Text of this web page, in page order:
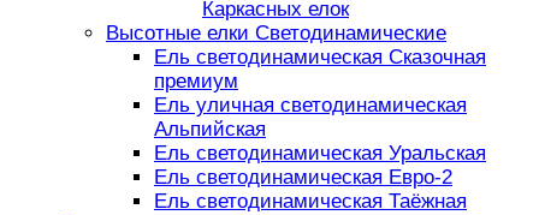
Каркасных елок
Высотные елки Светодинамические
Ель светодинамическая Сказочная
премиум
Ель уличная светодинамическая
Альпийская
Ель светодинамическая Уральская
Ель светодинамическая Евро-2
Ель светодинамическая Таёжная